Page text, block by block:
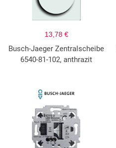
13,78 €
Busch-Jaeger Zentralscheibe
6540-81-102, anthrazit